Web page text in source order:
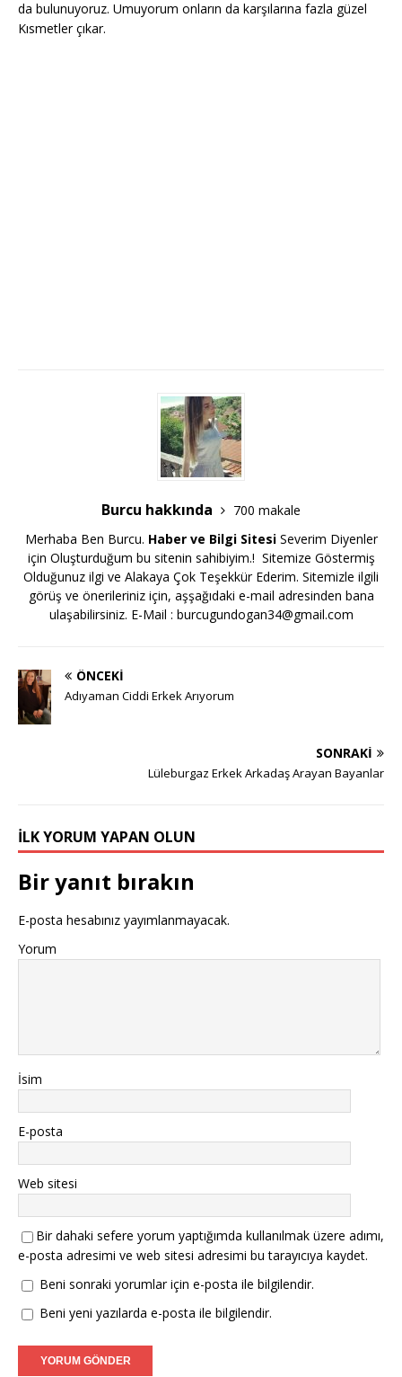
da bulunuyoruz. Umuyorum onların da karşılarına fazla güzel
Kısmetler çıkar.
Burcu hakkında
700 makale
Merhaba Ben Burcu. Haber ve Bilgi SitesiSeverim Diyenler
için Oluşturduğum bu sitenin sahibiyim.! Sitemize Göstermiş
Olduğunuz ilgi ve Alakaya Çok Teşekkür Ederim. Sitemizle ilgili
görüş ve önerileriniz için, aşşağıdaki e-mail adresinden bana
ulaşabilirsiniz. E-Mail : burcugundogan34@gmail.com
ÖNCEKI
Adıyaman Ciddi Erkek Arıyorum
SONRAKI
Lüleburgaz Erkek Arkadaş Arayan Bayanlar
İLK YORUM YAPAN OLUN
Bir yanıt bırakın
E-posta hesabınız yayımlanmayacak.
Yorum
İsim
E-posta
Web sitesi
Bir dahaki sefere yorum yaptığımda kullanılmak üzere adımı,
e-posta adresimi ve web sitesi adresimi bu tarayıcıya kaydet.
Beni sonraki yorumlar için e-posta ile bilgilendir.
Beni yeni yazılarda e-posta ile bilgilendir.